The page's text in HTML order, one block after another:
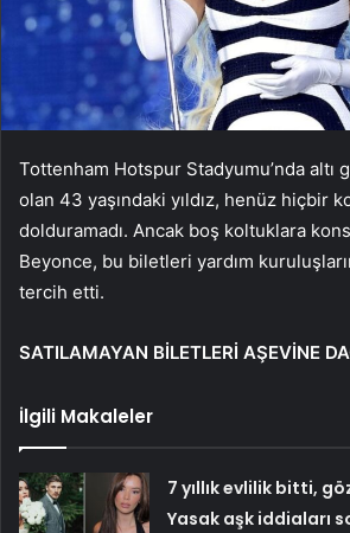
Tottenham Hotspur Stadyumu’nda altı
olan 43 yaşındaki yıldız, henüz hiçbir
dolduramadı. Ancak boş koltuklara
Beyonce, bu biletleri yardım
tercih etti.
SATILAMAYAN BİLETLERİ AŞEVİNE
İlgili Makaleler
7 yıllık evlilik bitti,
Yasak aşk iddiaları